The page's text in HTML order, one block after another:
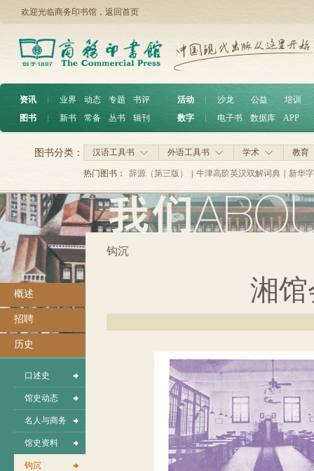
欢迎光临商务印书馆， 返回首页
资讯 ︱ 业界 动态 专题
书评
图书
︱ 新书 常备 丛书 辑刊
活动 沙龙 公益
培训
数字
电子书 数据库 APP
汉语工具书 外语工具书 学术 教育
图书分类：
热门图书： 辞源（第三版） 牛津高阶英汉双解词典 新华
概述
招聘
历史
口述史
馆史动态
名人与商务
馆史资料
钩沉
钩沉
湘